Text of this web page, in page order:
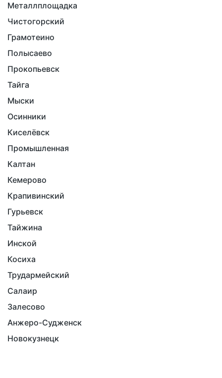
Металлплощадка
Чистогорский
Грамотеино
Полысаево
Прокопьевск
Тайга
Мыски
Осинники
Киселёвск
Промышленная
Калтан
Кемерово
Крапивинский
Гурьевск
Тайжина
Инской
Косиха
Трудармейский
Салаир
Залесово
Анжеро-Судженск
Новокузнецк